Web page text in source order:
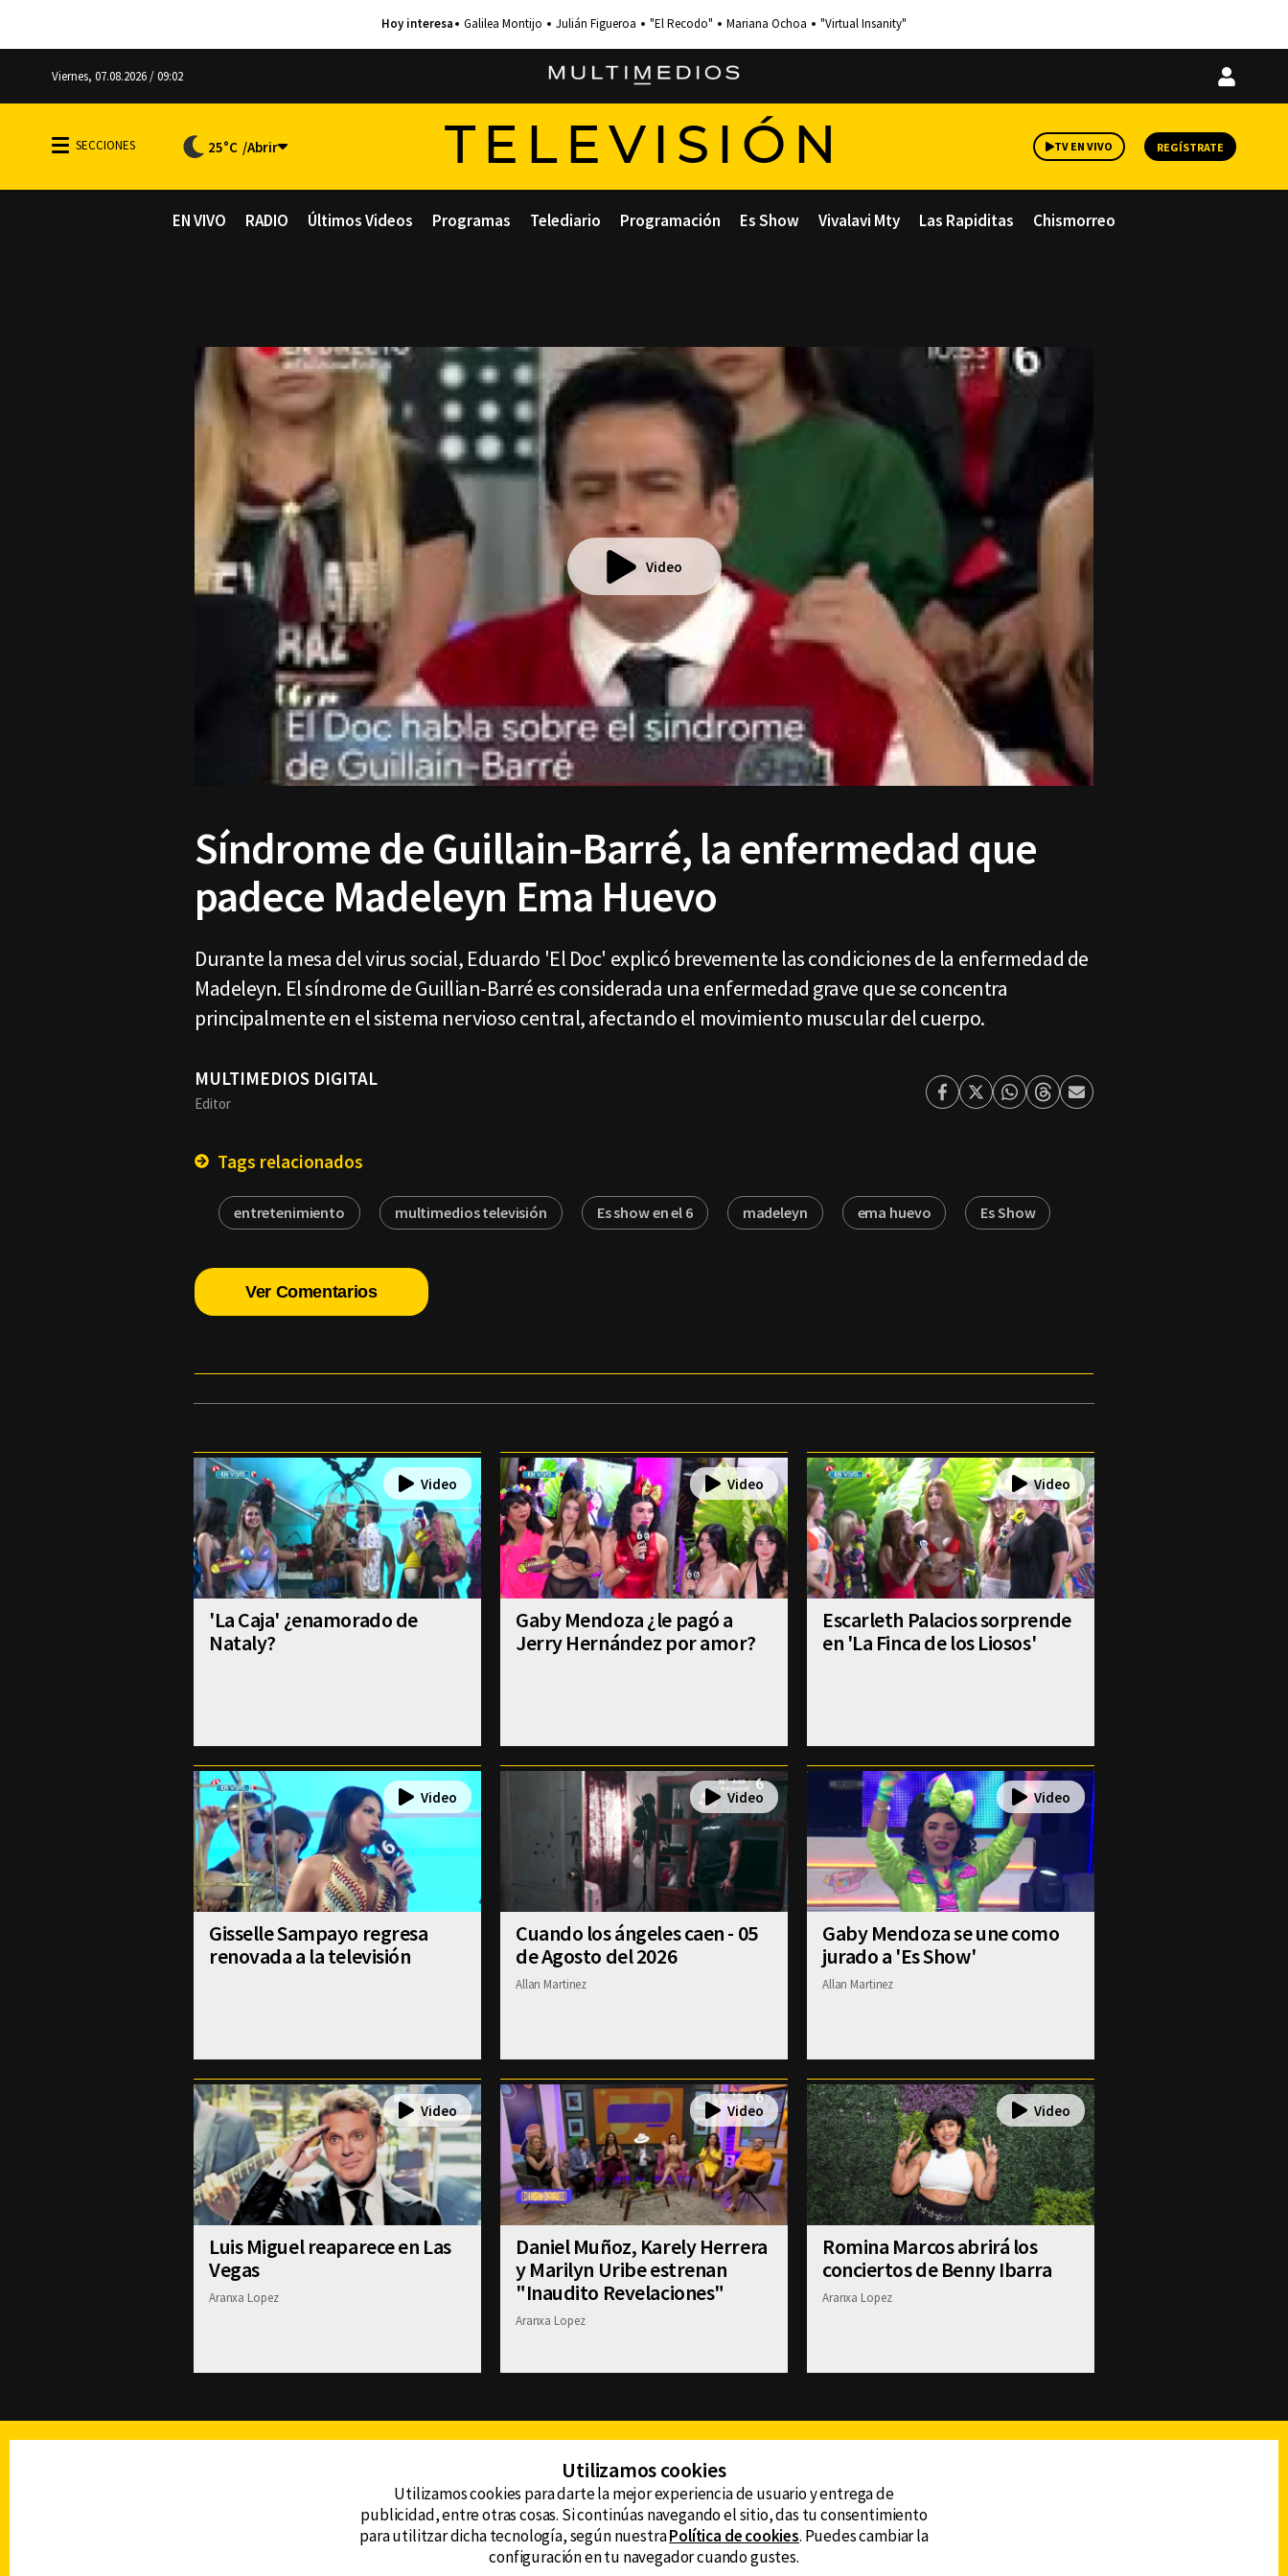
Galilea Montijo Julián Figueroa "El Recodo" Mariana Ochoa "Virtual Insanity"
Viernes, 07.08.2026 / 09:02
Iniciar
25°C TELEVISIÓN TV EN VIVO REGÍSTRATE
EN VIVO RADIO Últimos Videos Programas Telediario Programación Es Show Vivalavi Mty Las Rapiditas Chismorreo
Video
Síndrome de Guillain-Barré, la enfermedad que
padece Madeleyn Ema Huevo
Durante la mesa del virus social, Eduardo 'El Doc' explicó brevemente las condiciones de la enfermedad de
Madeleyn. El síndrome de Guillian-Barré es considerada una enfermedad grave que se concentra
principalmente en el sistema nervioso central, afectando el movimiento muscular del cuerpo.
MULTIMEDIOS DIGITAL
Editor Facebook
TwitterWhatsapp
ThreadsEnviar
Tags relacionados
entretenimiento multimedios televisión Es show en el 6 madeleyn ema huevo Es Show
Ver Comentarios
'La Caja' ¿enamorado de
Nataly?
Gaby Mendoza ¿le pagó a
Jerry Hernández por amor?
Escarleth Palacios sorprende
en 'La Finca de los Liosos'
Gisselle Sampayo regresa
renovada a la televisión
Cuando los ángeles caen - 05
de Agosto del 2026
Allan Martinez
Gaby Mendoza se une como
jurado a 'Es Show'
Allan Martinez
Luis Miguel reaparece en Las
Vegas
Aranxa Lopez
Daniel Muñoz, Karely Herrera
y Marilyn Uribe estrenan
"Inaudito Revelaciones"
Aranxa Lopez
Romina Marcos abrirá los
conciertos de Benny Ibarra
Aranxa Lopez
DERECHOS RESERVADOS © CANAL 6 2026
Prohibida la reproducción total o parcial, incluyendo
CONTACTO
AVISO DE PRIVACIDAD
AVISO LEGAL
DEFENSORÍA DE LAS AUDIENCIAS
Utilizamos cookies
Utilizamos cookies para darte la mejor experiencia de usuario y entrega de
publicidad, entre otras cosas. Si continúas navegando el sitio, das tu consentimiento
para utilitzar dicha tecnología, según nuestraPolítica de cookies. Puedes cambiar la
configuración en tu navegador cuando gustes.